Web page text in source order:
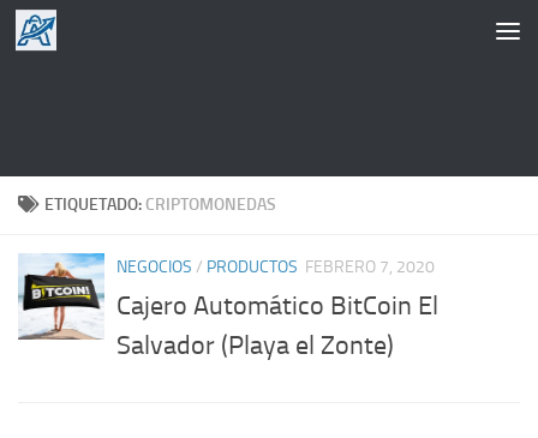
Saltar al contenido
ETIQUETADO: CRIPTOMONEDAS
NEGOCIOS / PRODUCTOS FEBRERO 7, 2020
Cajero Automático BitCoin El
Salvador (Playa el Zonte)